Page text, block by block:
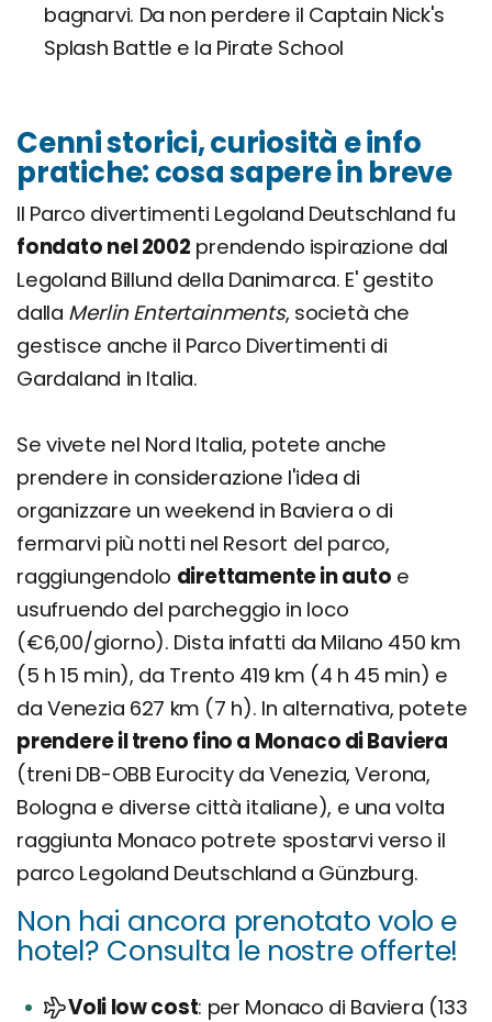
bagnarvi. Da non perdere il Captain Nick's
Splash Battle e la Pirate School
Cenni storici, curiosità e info
pratiche: cosa sapere in breve
Il Parco divertimenti Legoland Deutschland fu
fondato nel 2002 prendendo ispirazione dal
Legoland Billund della Danimarca. E' gestito
dalla Merlin Entertainments, società che
gestisce anche il Parco Divertimenti di
Gardaland in Italia.
Se vivete nel Nord Italia, potete anche
prendere in considerazione l'idea di
organizzare un weekend in Baviera o di
fermarvi più notti nel Resort del parco,
raggiungendolo direttamente in auto e
usufruendo del parcheggio in loco
(€6,00/giorno). Dista infatti da Milano 450 km
(5 h 15 min), da Trento 419 km (4 h 45 min) e
da Venezia 627 km (7 h). In alternativa, potete
prendere il treno fino a Monaco di Baviera
(treni DB-OBB Eurocity da Venezia, Verona,
Bologna e diverse città italiane), e una volta
raggiunta Monaco potrete spostarvi verso il
parco Legoland Deutschland a Günzburg.
Non hai ancora prenotato volo e
hotel? Consulta le nostre offerte!
Voli low cost per Monaco di Baviera (133